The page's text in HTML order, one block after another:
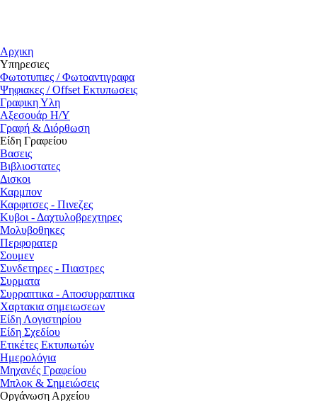
Αρχικη
Υπηρεσιες
Φωτοτυπιες / Φωτοαντιγραφα
Ψηφιακες / Offset Εκτυπωσεις
Γραφικη Υλη
Αξεσουάρ Η/Υ
Γραφή & Διόρθωση
Είδη Γραφείου
Βασεις
Βιβλιοστατες
Δισκοι
Καρμπον
Καρφιτσες - Πινεζες
Κυβοι - Δαχτυλοβρεχτηρες
Μολυβοθηκες
Περφορατερ
Σουμεν
Συνδετηρες - Πιαστρες
Συρματα
Συρραπτικα - Αποσυρραπτικα
Χαρτακια σημειωσεων
Είδη Λογιστηρίου
Είδη Σχεδίου
Ετικέτες Εκτυπωτών
Ημερολόγια
Μηχανές Γραφείου
Μπλοκ & Σημειώσεις
Οργάνωση Αρχείου